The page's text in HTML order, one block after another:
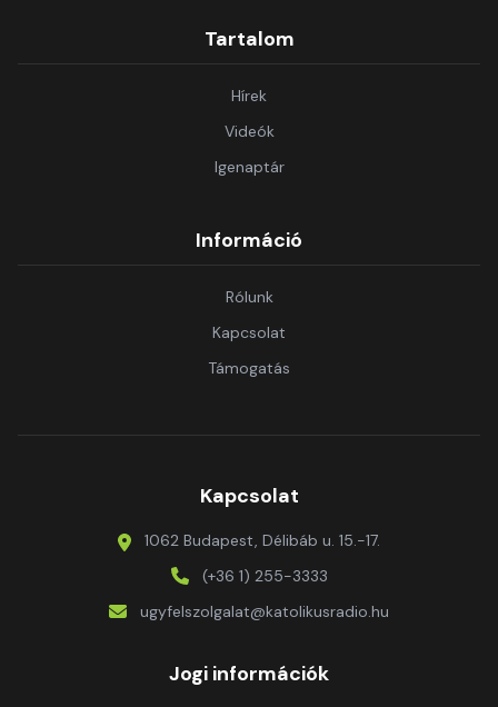
Tartalom
Hírek
Videók
Igenaptár
Információ
Rólunk
Kapcsolat
Támogatás
Kapcsolat
1062 Budapest, Délibáb u. 15.-17.
(+36 1) 255-3333
ugyfelszolgalat@katolikusradio.hu
Jogi információk